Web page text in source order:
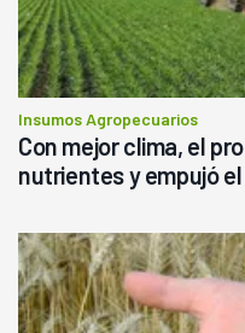
Insumos Agropecuarios
Con mejor clima, el
nutrientes y empujó